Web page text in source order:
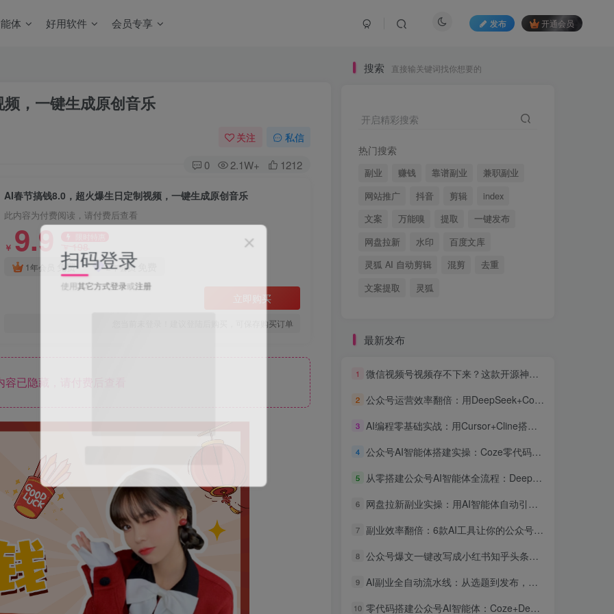
体 好用软件 会员专享 发布 开通会员
，一键生成原创音乐
关注 私信
0 2.1W+ 1212
AI春节搞钱8.0，超火爆生日定制视频，一键生成原创音乐
此内容为付费阅读，请付费后查看
￥ 9.9
1年会员 免费 2年会员
立即购买
您当前未登录！建议登陆后购买，可保存购买订单
已隐藏，请付费后查看
搜索 直接输关键词找你想要的
开启精彩搜索
热门搜索
副业 赚钱 靠谱副业
兼职副业
网站推广
抖音 剪辑
index
文案
万能嗅 提取
一键发布
网盘拉新
水印
百度文库
灵狐 AI 自动剪辑
混剪
去重
文案提取
灵狐
最新发布
1 微信视频号视频存不下来？这款开源神器一键下载，批量+解密+去重全免费
2 公众号运营效率翻倍：用DeepSeek+Coze搭建AI客服智能体，粉丝互动率提升300%
3 AI编程零基础实战：用Cursor+Cline搭建公众号内容自动采集发布系统，全流程可复现
4 公众号AI智能体搭建实操：Coze零代码接入，自动回复用户咨询效率提升3倍
5 从零搭建公众号AI智能体全流程：DeepSeek+Coze+飞书自动化副业实战指南
6 网盘拉新副业实操：用AI智能体自动引流日入300+
7 副业效率翻倍：6款AI工具让你的公众号运营和副业项目自动化实战指南
8 公众号爆文一键改写成小红书知乎头条：AI智能体跨平台分发实操教程
9 AI副业全自动流水线：从选题到发布，一个人管三个公众号的矩阵赚钱实操
10 零代码搭建公众号AI智能体：Coze+DeepSeek接微信客服与自动回复教程
扫码登录
使用其它方式登录或注册